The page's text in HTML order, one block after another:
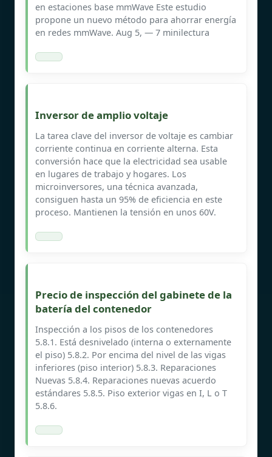
en estaciones base mmWave Este estudio
propone un nuevo método para ahorrar energía
en redes mmWave. Aug 5, ― 7 minilectura
Inversor de amplio voltaje
La tarea clave del inversor de voltaje es cambiar
corriente continua en corriente alterna. Esta
conversión hace que la electricidad sea usable
en lugares de trabajo y hogares. Los
microinversores, una técnica avanzada,
consiguen hasta un 95% de eficiencia en este
proceso. Mantienen la tensión en unos 60V.
Precio de inspección del gabinete de la
batería del contenedor
Inspección a los pisos de los contenedores
5.8.1. Está desnivelado (interna o externamente
el piso) 5.8.2. Por encima del nivel de las vigas
inferiores (piso interior) 5.8.3. Reparaciones
Nuevas 5.8.4. Reparaciones nuevas acuerdo
estándares 5.8.5. Piso exterior vigas en I, L o T
5.8.6.